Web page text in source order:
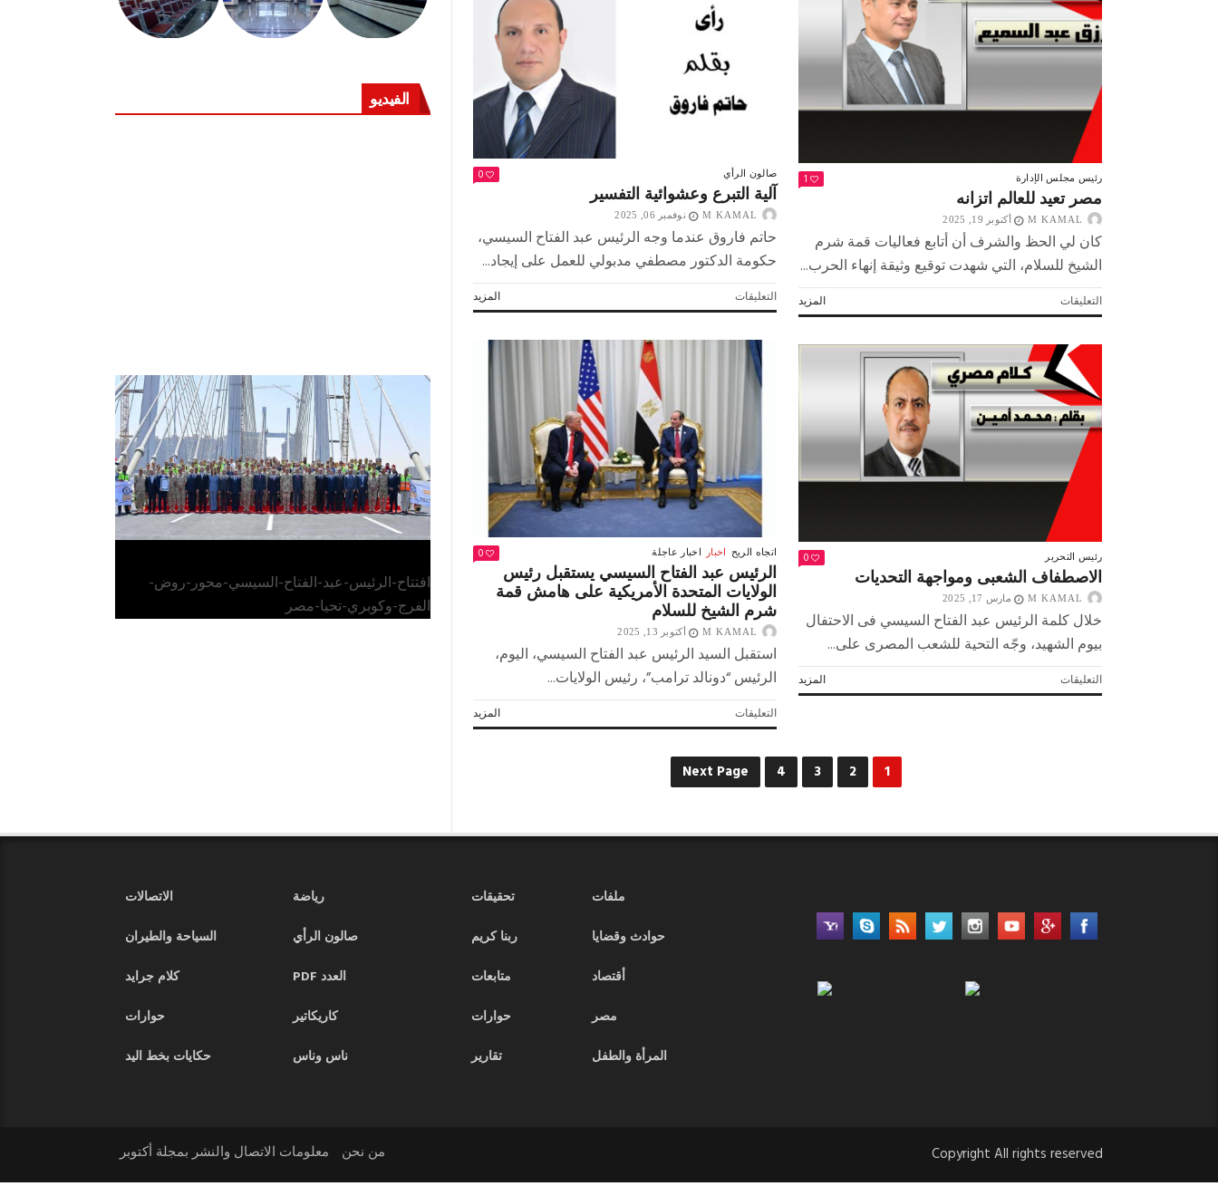
مصر
تقلقوا
أبدا
مغلقة
صالون الرأي 0
آلية التبرع وعشوائية التفسير
M KAMAL نوفمبر 06, 2025
حاتم فاروق عندما وجه الرئيس عبد الفتاح السيسي،
حكومة الدكتور مصطفي مدبولي للعمل على إيجاد...
المزيد التعليقاتعلى
آلية
رئيس مجلس الإدارة 1
مصر تعيد للعالم اتزانه
M KAMAL أكتوبر 19, 2025
كان لي الحظ والشرف أن أتابع فعاليات قمة شرم
الشيخ للسلام، التي شهدت توقيع وثيقة إنهاء الحرب...
المزيد التعليقاتعلى
مصر
للعالم
اتزانه
مغلقة
اتجاه الريح اخبار اخبار عاجلة 0
الرئيس عبد الفتاح السيسي يستقبل رئيس
الولايات المتحدة الأمريكية على هامش قمة
شرم الشيخ للسلام
M KAMAL أكتوبر 13, 2025
استقبل السيد الرئيس عبد الفتاح السيسي، اليوم،
الرئيس “دونالد ترامب”، رئيس الولايات...
المزيد التعليقاتعلى
الرئيس
السيسي
الولايات
رئيس التحرير 0
الاصطفاف الشعبى ومواجهة التحديات
M KAMAL مارس 17, 2025
خلال كلمة الرئيس عبد الفتاح السيسي فى الاحتفال
بيوم الشهيد، وجّه التحية للشعب المصرى على...
المزيد التعليقاتعلى
الاصطفاف
1
2
3
4
Next Page
الفيديو
الرئيس عبد الفتاح السيسي يفتتح محور روض
الفرج وكوبري تحيا مصر
افتتاح-الرئيس-عبد-الفتاح-السيسي-محور-روض-
الفرج-وكوبري-تحيا-مصر
رياضة
الاتصالات
صالون الرأي
السياحة والطيران
العدد PDF
كلام جرايد
كاريكاتير
حوارات
ناس وناس
حكايات بخط اليد
ملفات
تحقيقات
حوادث وقضايا
ربنا كريم
أقتصاد
متابعات
مصر
حوارات
المرأة والطفل
تقارير
Copyright All rights reserved من نحن معلومات الاتصال والنشر بمجلة أكتوبر